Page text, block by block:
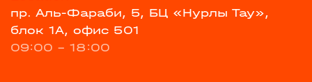
пр. Аль-Фараби, 5, БЦ «Нурлы Тау»,
блок 1А, офис 501
09:00 - 18:00